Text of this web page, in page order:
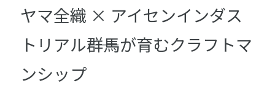
ヤマ全織 × アイセンインダス
トリアル――群馬が育むクラフトマ
ンシップ